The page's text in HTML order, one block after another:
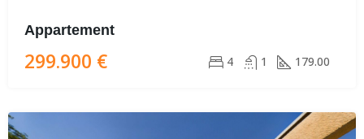
Appartement
299.900 € 4 1 179.00